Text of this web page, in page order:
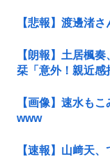
【悲報】渡邊渚
【朗報】土居楓
栞「意外！親近感
【画像】速水も
www
【速報】山﨑天、